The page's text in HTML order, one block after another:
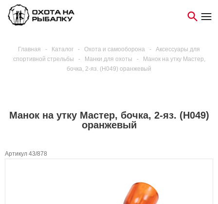
Главная - Каталог - Охота и самооборона -
Аксессуары для
спортивной стрельбы
- Манки для охоты -
Манок на утку Мастер,
бочка, 2-яз. (H049) оранжевый
Манок на утку Мастер, бочка, 2-яз. (H049)
оранжевый
Артикул 43/878